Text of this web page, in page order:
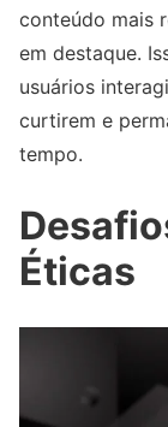
conteúdo mais
em destaque.
usuários
curtirem e
tempo.
Éticas